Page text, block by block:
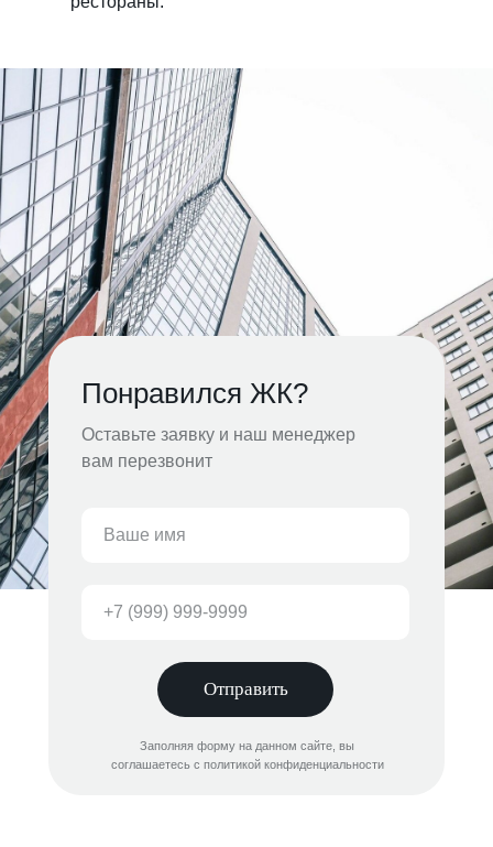
Отправить
Оставьте заявку и наш менеджер
вам перезвонит
Понравился ЖК?
Заполняя форму на данном сайте, вы
соглашаетесь с политикой конфиденциальности